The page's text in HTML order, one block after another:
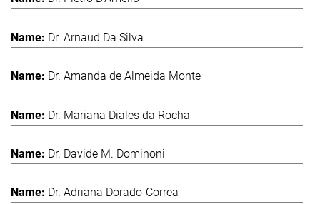
Dr. Arnaud Da Silva
Dr. Amanda de Almeida Monte
Dr. Mariana Diales da Rocha
Dr. Davide M. Dominoni
Dr. Adriana Dorado-Correa